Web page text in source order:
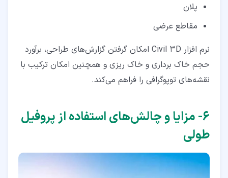
پلان
مقاطع عرضی
نرم افزار Civil 3D امکان گرفتن گزارش‌های طراحی، برآورد
حجم خاک برداری و خاک ریزی و همچنین امکان ترکیب با
نقشه‌های توپوگرافی را فراهم می‌کند.
۶‏- مزایا و چالش‌های استفاده از پروفیل
طولی